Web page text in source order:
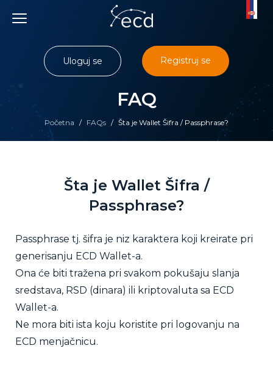
content
Početna / FAQs / Šta je Wallet Šifra / Passphrase?
FAQ
Uloguj se Registruj se
Šta je Wallet Šifra /
Passphrase?
Passphrase tj. šifra je niz karaktera koji kreirate pri
generisanju ECD Wallet-a.
Ona će biti tražena pri svakom pokušaju slanja
sredstava, RSD (dinara) ili kriptovaluta sa ECD
Wallet-a.
Ne mora biti ista koju koristite pri logovanju na
ECD menjačnicu.